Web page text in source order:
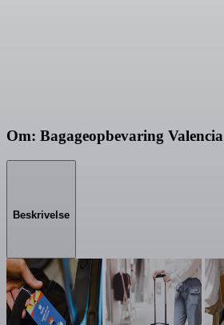
Om: Bagageopbevaring Valencia
Beskrivelse